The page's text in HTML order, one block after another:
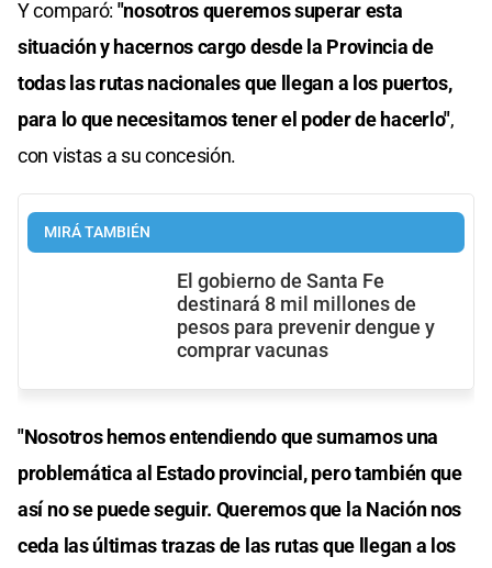
Y comparó: "nosotros queremos superar esta
situación y hacernos cargo desde la Provincia de
todas las rutas nacionales que llegan a los puertos,
para lo que necesitamos tener el poder de hacerlo",
con vistas a su concesión.
MIRÁ TAMBIÉN
El gobierno de Santa Fe
destinará 8 mil millones de
pesos para prevenir dengue y
comprar vacunas
"Nosotros hemos entendiendo que sumamos una
problemática al Estado provincial, pero también que
así no se puede seguir. Queremos que la Nación nos
ceda las últimas trazas de las rutas que llegan a los